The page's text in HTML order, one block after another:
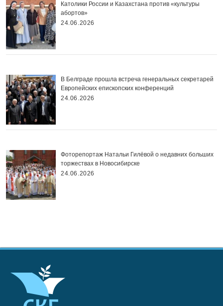
Католики России и Казахстана против «культуры
абортов»
24.06.2026
В Белграде прошла встреча генеральных секретарей
Европейских епископских конференций
24.06.2026
Фоторепортаж Натальи Гилёвой о недавних больших
торжествах в Новосибирске
24.06.2026